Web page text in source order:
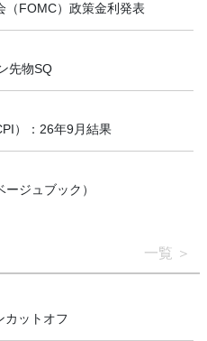
（FOMC）政策金利発表
先物SQ
）：26年9月結果
ジュブック）
一覧
カットオフ